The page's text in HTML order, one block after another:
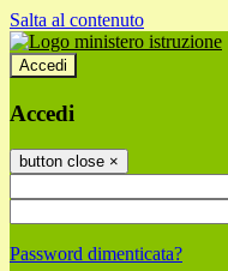
Salta al contenuto
Accedi
Accedi
button close ×
Password dimenticata?